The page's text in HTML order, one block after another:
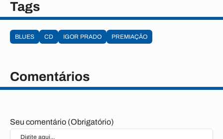
Tags
BLUES CD IGOR PRADO PREMIAÇÃO
Comentários
Seu comentário (Obrigatório)